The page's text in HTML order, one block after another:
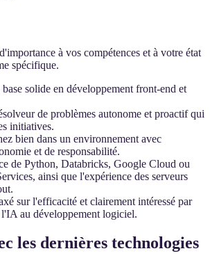
à vos compétences et à votre état
spécifique.
solide en développement front-end et
de problèmes autonome et proactif qui
initiatives.
bien dans un environnement avec
et de responsabilité.
de Python, Databricks, Google Cloud ou
ainsi que l'expérience des serveurs
sur l'efficacité et clairement intéressé par
au développement logiciel.
les dernières technologies